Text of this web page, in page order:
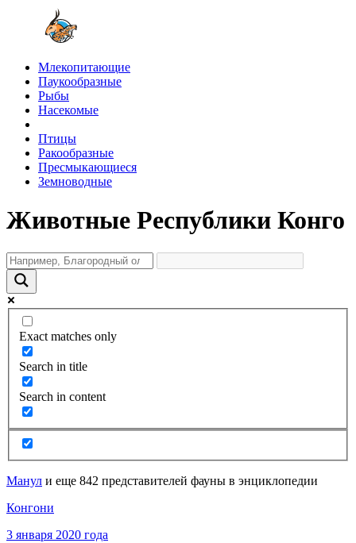
Млекопитающие
Паукообразные
Рыбы
Насекомые
Птицы
Ракообразные
Пресмыкающиеся
Земноводные
Животные Республики Конго
Exact matches only
Search in title
Search in content
Манул и еще 842 представителей фауны в энциклопедии
Конгони
3 января 2020 года